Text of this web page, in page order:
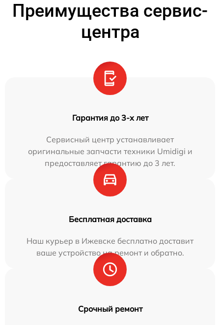
Преимущества сервис-
центра
Гарантия до 3-х лет
Сервисный центр устанавливает
оригинальные запчасти техники Umidigi и
предоставляет гарантию до 3 лет.
Бесплатная доставка
Наш курьер в Ижевске бесплатно доставит
ваше устройство на ремонт и обратно.
Срочный ремонт